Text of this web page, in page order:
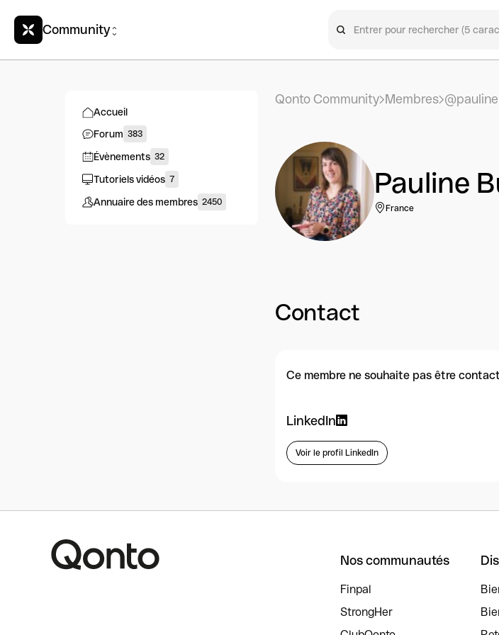
Community
Accueil
Forum 383
Évènements 32
Tutoriels vidéos 7
Annuaire des membres 2450
Qonto Community Membres
Pauline
France
Contact
Ce membre ne souhaite pas être
LinkedIn
Voir le profil LinkedIn
Nos communautés
Finpal
StrongHer